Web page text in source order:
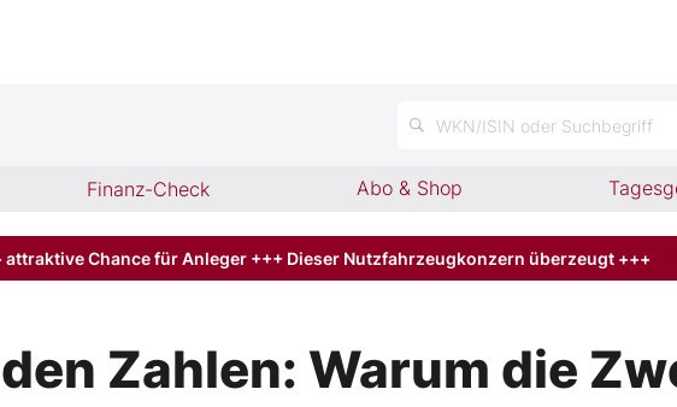
WKN/ISIN oder Suchbegriff
Finanz-Check Abo & Shop
attraktive Chance für Anleger +++ Dieser Nutzfahrzeugkonzern überzeugt +++
Zahlen: Warum die